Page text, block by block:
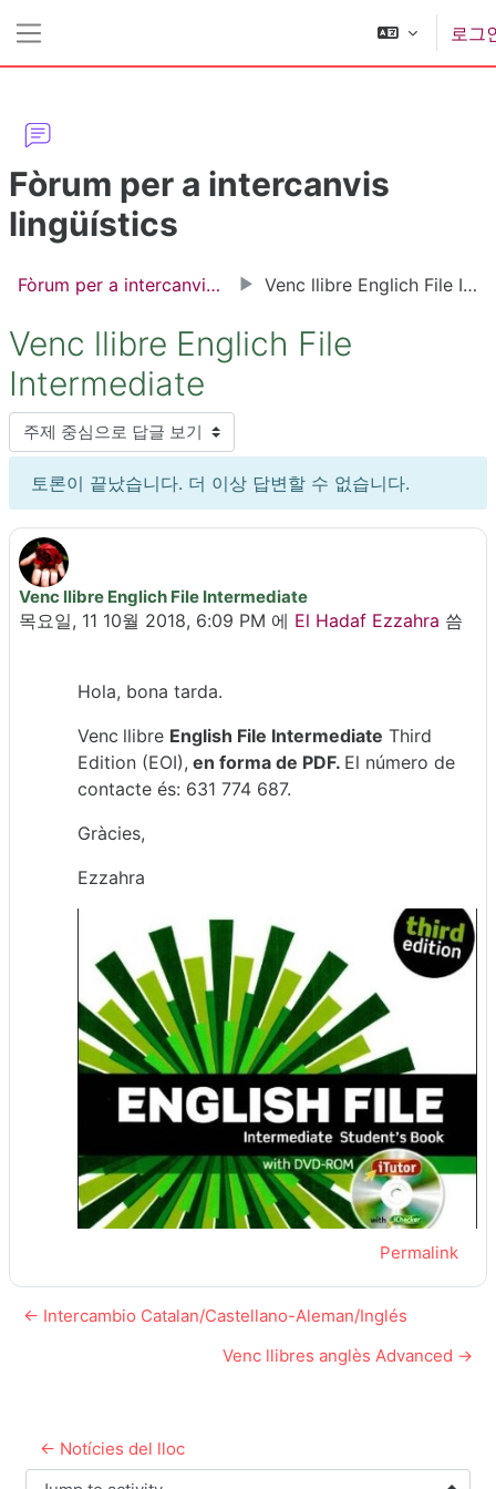
로그
Fòrum per a intercanvis
lingüístics
Fòrum per a intercanvis lingüístics Venc llibre Englich File Intermediate
Venc llibre Englich File
Intermediate
표시 모드
토론이 끝났습니다. 더 이상 답변할 수 없습니다.
Venc llibre Englich File Intermediate
목요일, 11 10월 2018, 6:09 PM 에 El Hadaf Ezzahra 씀
Number of replies: 0
Hola, bona tarda.
Venc llibre English File Intermediate Third
Edition (EOI), en forma de PDF. El número de
contacte és: 631 774 687.
Gràcies,
Ezzahra
Permalink
← Intercambio Catalan/Castellano-Aleman/Inglés
Venc llibres anglès Advanced →
← Notícies del lloc